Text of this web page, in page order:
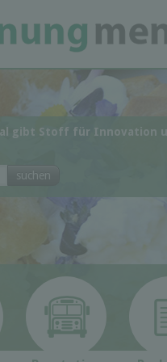
gibt Stoff für Innovation